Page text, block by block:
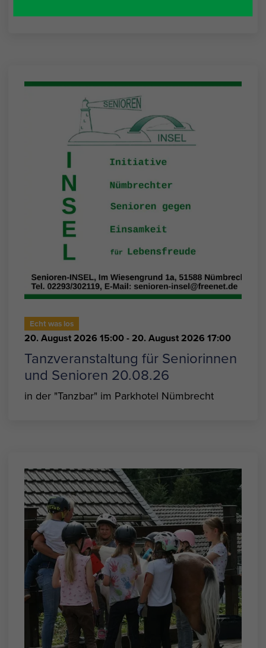
Echt was los
20. August 2026 15:00- 20. August 2026 17:00
Tanzveranstaltung für Seniorinnen
und Senioren 20.08.26
in der "Tanzbar" im Parkhotel Nümbrecht